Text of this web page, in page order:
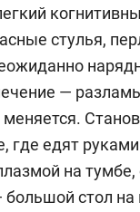
стулья,
—
где едят
на тумбе,
большой стол